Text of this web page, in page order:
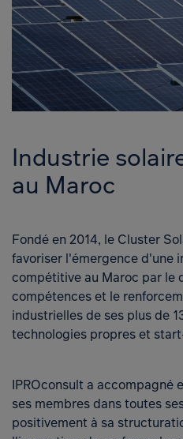
Industrie
au Maroc
Fondé en 2014, le Cluster
favoriser l'émergence d'une
compétitive au Maroc par le
compétences et le
industrielles de ses plus de
technologies propres et
IPROconsult a accompagné
ses membres dans toutes
positivement à sa